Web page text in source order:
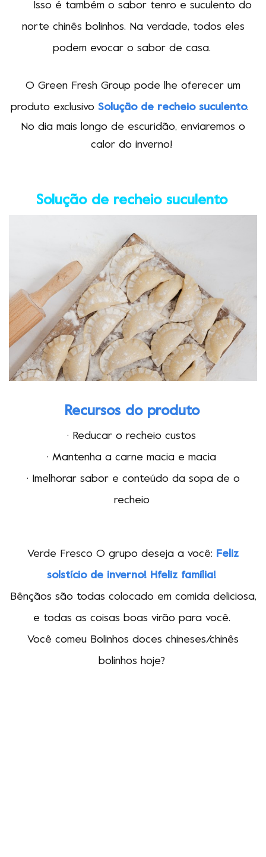
Isso é também o sabor tenro e suculento do
norte chinês bolinhos. Na verdade, todos eles
podem evocar o sabor de casa.
O Green Fresh Group pode lhe oferecer um
produto exclusivo Solução de recheio suculento.
No dia mais longo de escuridão, enviaremos o
calor do inverno!
Solução de recheio suculento
Recursos do produto
· Reducar o recheio custos
· Mantenha a carne macia e macia
· melhorar sabor e conteúdo da sopade o
recheio
Verde Fresco O grupo deseja a você: Feliz
solstício de inverno! H feliz família!
Bênçãos são todas colocadoem comida deliciosa,
e todas as coisas boas virão para você.
Você comeu Bolinhos doces chineses/chinês
bolinhos hoje?